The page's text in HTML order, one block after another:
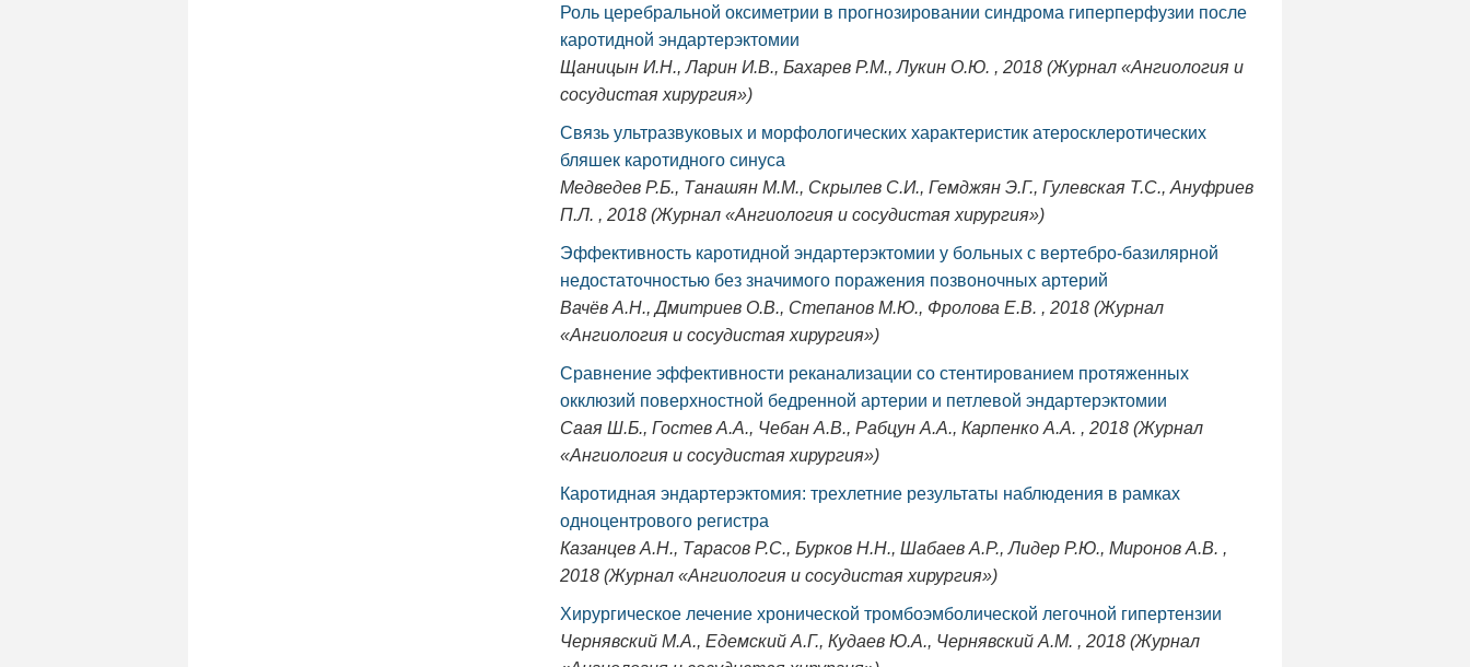
Роль церебральной оксиметрии в прогнозировании синдрома гиперперфузии после
каротидной эндартерэктомии
Щаницын И.Н., Ларин И.В., Бахарев Р.М., Лукин О.Ю. , 2018 (Журнал «Ангиология и
сосудистая хирургия»)
Связь ультразвуковых и морфологических характеристик атеросклеротических
бляшек каротидного синуса
Медведев Р.Б., Танашян М.М., Скрылев С.И., Гемджян Э.Г., Гулевская Т.С., Ануфриев
П.Л. , 2018 (Журнал «Ангиология и сосудистая хирургия»)
Эффективность каротидной эндартерэктомии у больных с вертебро-базилярной
недостаточностью без значимого поражения позвоночных артерий
Вачёв А.Н., Дмитриев О.В., Степанов М.Ю., Фролова Е.В. , 2018 (Журнал
«Ангиология и сосудистая хирургия»)
Сравнение эффективности реканализации со стентированием протяженных
окклюзий поверхностной бедренной артерии и петлевой эндартерэктомии
Саая Ш.Б., Гостев А.А., Чебан А.В., Рабцун А.А., Карпенко А.А. , 2018 (Журнал
«Ангиология и сосудистая хирургия»)
Каротидная эндартерэктомия: трехлетние результаты наблюдения в рамках
одноцентрового регистра
Казанцев А.Н., Тарасов Р.С., Бурков Н.Н., Шабаев А.Р., Лидер Р.Ю., Миронов А.В. ,
2018 (Журнал «Ангиология и сосудистая хирургия»)
Хирургическое лечение хронической тромбоэмболической легочной гипертензии
Чернявский М.А., Едемский А.Г., Кудаев Ю.А., Чернявский А.М. , 2018 (Журнал